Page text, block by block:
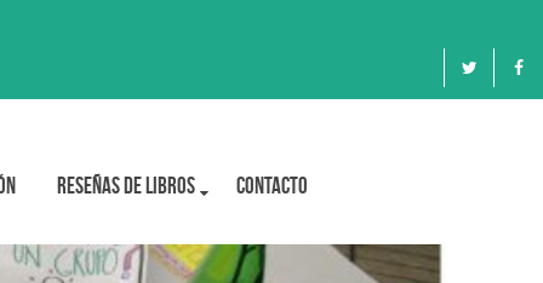
Reseñas de libros Contacto